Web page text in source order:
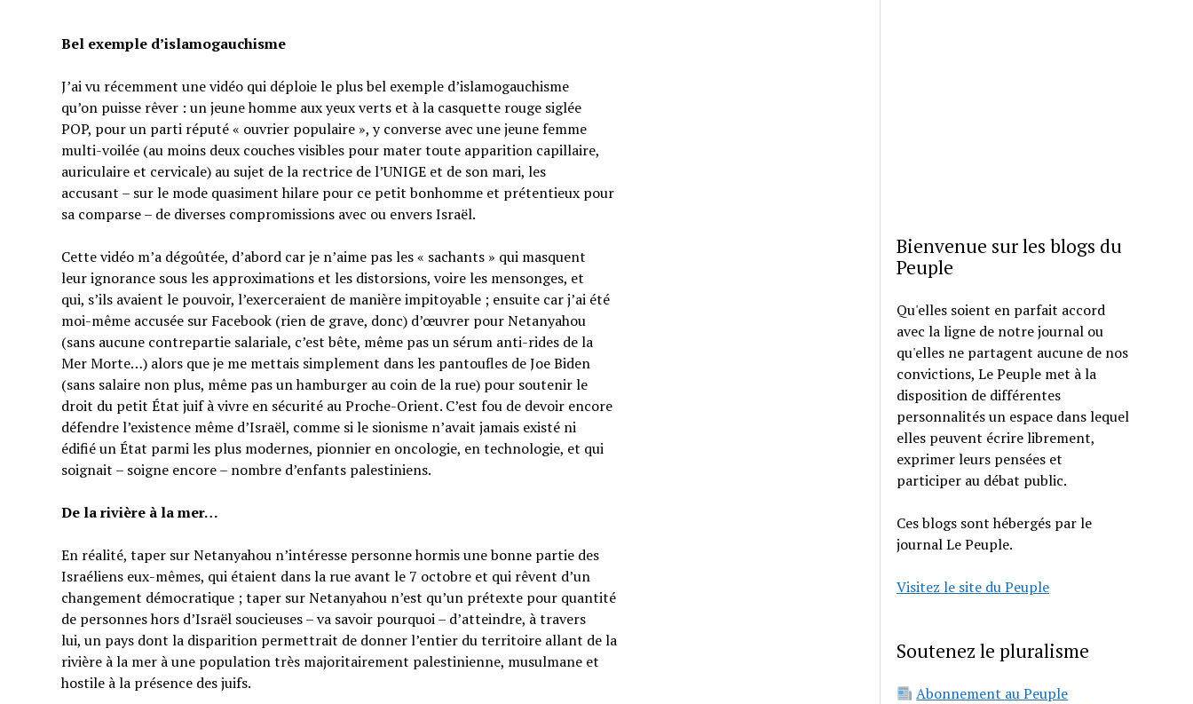
Bel exemple d’islamogauchisme
J’ai vu récemment une vidéo qui déploie le plus bel exemple d’islamogauchisme
qu’on puisse rêver : un jeune homme aux yeux verts et à la casquette rouge siglée
POP, pour un parti réputé « ouvrier populaire », y converse avec une jeune femme
multi-voilée (au moins deux couches visibles pour mater toute apparition capillaire,
auriculaire et cervicale) au sujet de la rectrice de l’UNIGE et de son mari, les
accusant – sur le mode quasiment hilare pour ce petit bonhomme et prétentieux pour
sa comparse – de diverses compromissions avec ou envers Israël.
Cette vidéo m’a dégoûtée, d’abord car je n’aime pas les « sachants » qui masquent
leur ignorance sous les approximations et les distorsions, voire les mensonges, et
qui, s’ils avaient le pouvoir, l’exerceraient de manière impitoyable ; ensuite car j’ai été
moi-même accusée sur Facebook (rien de grave, donc) d’œuvrer pour Netanyahou
(sans aucune contrepartie salariale, c’est bête, même pas un sérum anti-rides de la
Mer Morte…) alors que je me mettais simplement dans les pantoufles de Joe Biden
(sans salaire non plus, même pas un hamburger au coin de la rue) pour soutenir le
droit du petit État juif à vivre en sécurité au Proche-Orient. C’est fou de devoir encore
défendre l’existence même d’Israël, comme si le sionisme n’avait jamais existé ni
édifié un État parmi les plus modernes, pionnier en oncologie, en technologie, et qui
soignait – soigne encore – nombre d’enfants palestiniens.
De la rivière à la mer…
En réalité, taper sur Netanyahou n’intéresse personne hormis une bonne partie des
Israéliens eux-mêmes, qui étaient dans la rue avant le 7 octobre et qui rêvent d’un
changement démocratique ; taper sur Netanyahou n’est qu’un prétexte pour quantité
de personnes hors d’Israël soucieuses – va savoir pourquoi – d’atteindre, à travers
lui, un pays dont la disparition permettrait de donner l’entier du territoire allant de la
rivière à la mer à une population très majoritairement palestinienne, musulmane et
hostile à la présence des juifs.
Bienvenue sur les blogs du
Peuple
Qu'elles soient en parfait accord
avec la ligne de notre journal ou
qu'elles ne partagent aucune de nos
convictions, Le Peuple met à la
disposition de différentes
personnalités un espace dans lequel
elles peuvent écrire librement,
exprimer leurs pensées et
participer au débat public.
Ces blogs sont hébergés par le
journal Le Peuple.
Visitez le site du Peuple
Soutenez le pluralisme
Abonnement au Peuple